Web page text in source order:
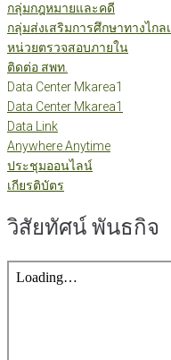
กลุ่มกฎหมายและคดี
กลุ่มส่งเสริมการศึกษาทางไก
หน่วยตรวจสอบภายใน
ติดต่อ สพท.
Data Center Mkarea1
Data Center Mkarea1
Data Link
Anywhere Anytime
ประชุมออนไลน์
เกียรติบัตร
วิสัยทัศน์ พันธกิจ